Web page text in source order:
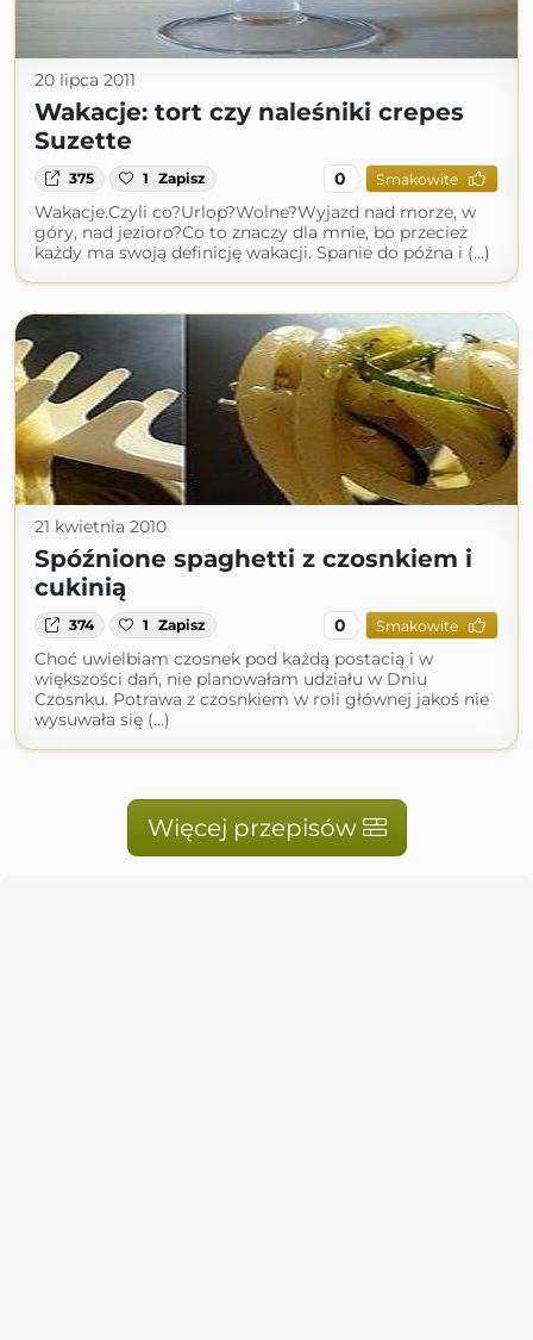
20 lipca 2011
Wakacje: tort czy naleśniki crepes
Suzette
375 1 Zapisz 0 Smakowite
Wakacje.Czyli co?Urlop?Wolne?Wyjazd nad morze, w
góry, nad jezioro?Co to znaczy dla mnie, bo przecież
każdy ma swoją definicję wakacji. Spanie do późna i (...)
21 kwietnia 2010
Spóźnione spaghetti z czosnkiem i
cukinią
374 1 Zapisz 0 Smakowite
Choć uwielbiam czosnek pod każdą postacią i w
większości dań, nie planowałam udziału w Dniu
Czosnku. Potrawa z czosnkiem w roli głównej jakoś nie
wysuwała się (...)
Więcej przepisów